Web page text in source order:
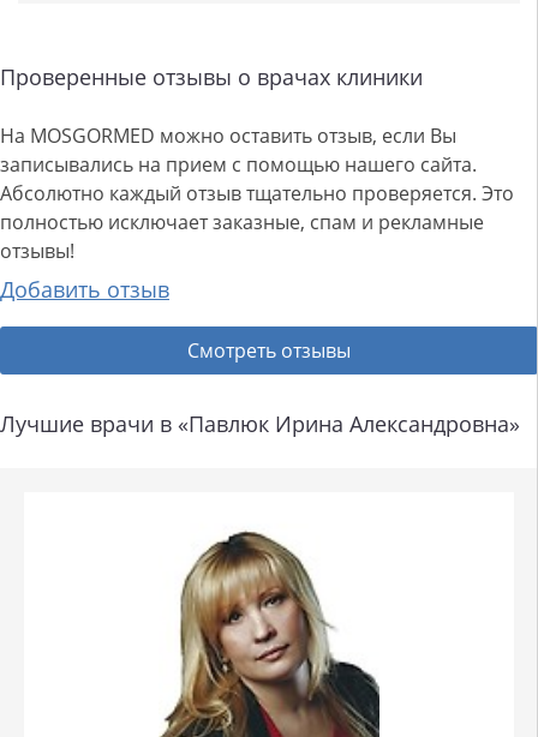
Проверенные отзывы о врачах клиники
На MOSGORMED можно оставить отзыв, если Вы
записывались на прием с помощью нашего сайта.
Абсолютно каждый отзыв тщательно проверяется. Это
полностью исключает заказные, спам и рекламные
отзывы!
Добавить отзыв
Смотреть отзывы
Лучшие врачи в «Павлюк Ирина Александровна»